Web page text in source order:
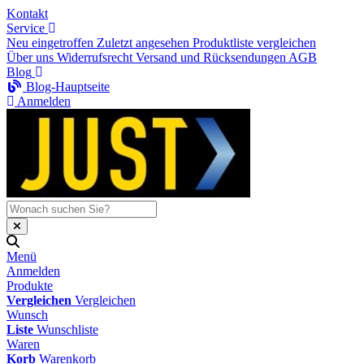
Kontakt
Service
Neu eingetroffen Zuletzt angesehen Produktliste vergleichen
Über uns Widerrufsrecht Versand und Rücksendungen AGB
Blog
Blog-Hauptseite
Anmelden
Menü
Anmelden
Produkte
Vergleichen Vergleichen
Wunsch
Liste Wunschliste
Waren
Korb Warenkorb